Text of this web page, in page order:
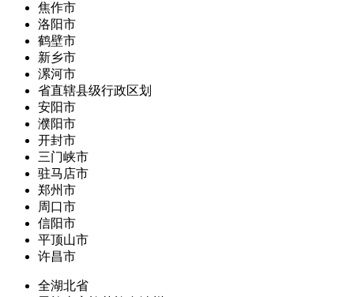
焦作市
洛阳市
鹤壁市
新乡市
漯河市
省直辖县级行政区划
安阳市
濮阳市
开封市
三门峡市
驻马店市
郑州市
周口市
信阳市
平顶山市
许昌市
全湖北省